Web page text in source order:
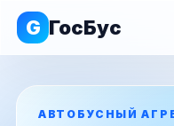
G ГосБус
АВТОБУСНЫЙ